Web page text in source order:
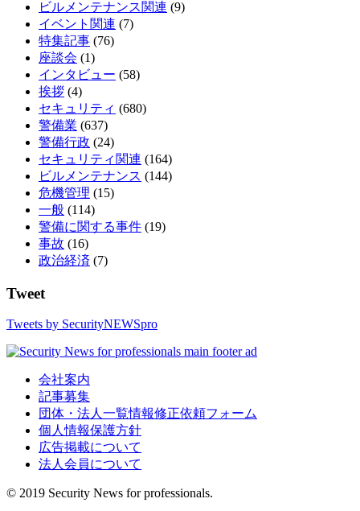
ビルメンテナンス関連 (9)
イベント関連 (7)
特集記事 (76)
座談会 (1)
インタビュー (58)
挨拶 (4)
セキュリティ (680)
警備業 (637)
警備行政 (24)
セキュリティ関連 (164)
ビルメンテナンス (144)
危機管理 (15)
一般 (114)
警備に関する事件 (19)
事故 (16)
政治経済 (7)
Tweet
Tweets by SecurityNEWSpro
会社案内
記事募集
団体・法人一覧情報修正依頼フォーム
個人情報保護方針
広告掲載について
法人会員について
© 2019 Security News for professionals.